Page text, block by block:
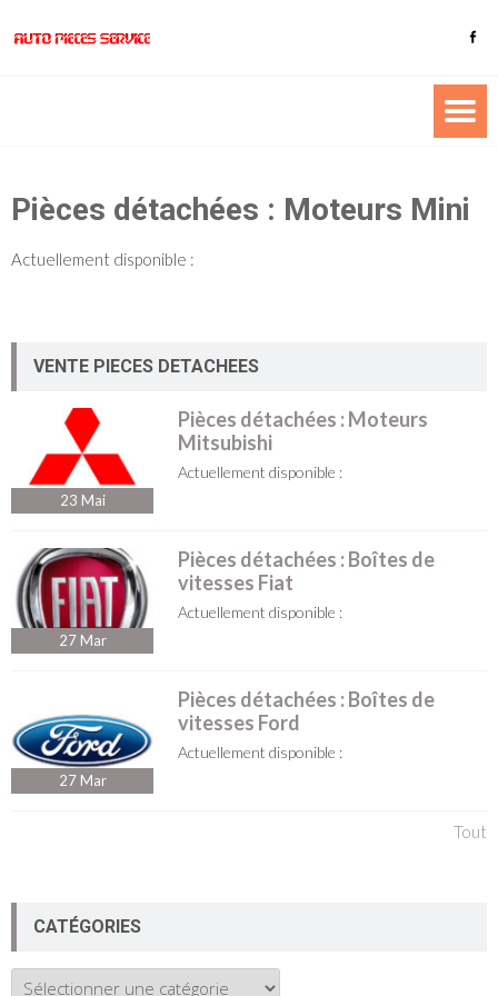
Pièces détachées : Moteurs Mini
Actuellement disponible :
VENTE PIECES DETACHEES
23 Mai
Pièces détachées : Moteurs
Mitsubishi
Actuellement disponible :
27 Mar
Pièces détachées : Boîtes de
vitesses Fiat
Actuellement disponible :
27 Mar
Pièces détachées : Boîtes de
vitesses Ford
Actuellement disponible :
Tout
CATÉGORIES
Catégories